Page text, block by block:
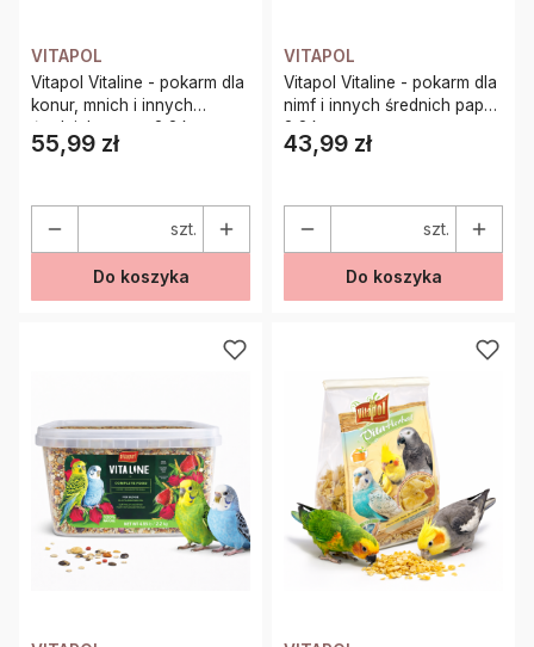
VITAPOL
Vitapol Vitaline - pokarm dla
konur, mnich i innych
średnich papug 2,2 kg
Cena
55,99 zł
szt.
Do koszyka
VITAPOL
Vitapol Vitaline - pokarm dla
nimf i innych średnich papug
2,2 kg
Cena
43,99 zł
szt.
Do koszyka